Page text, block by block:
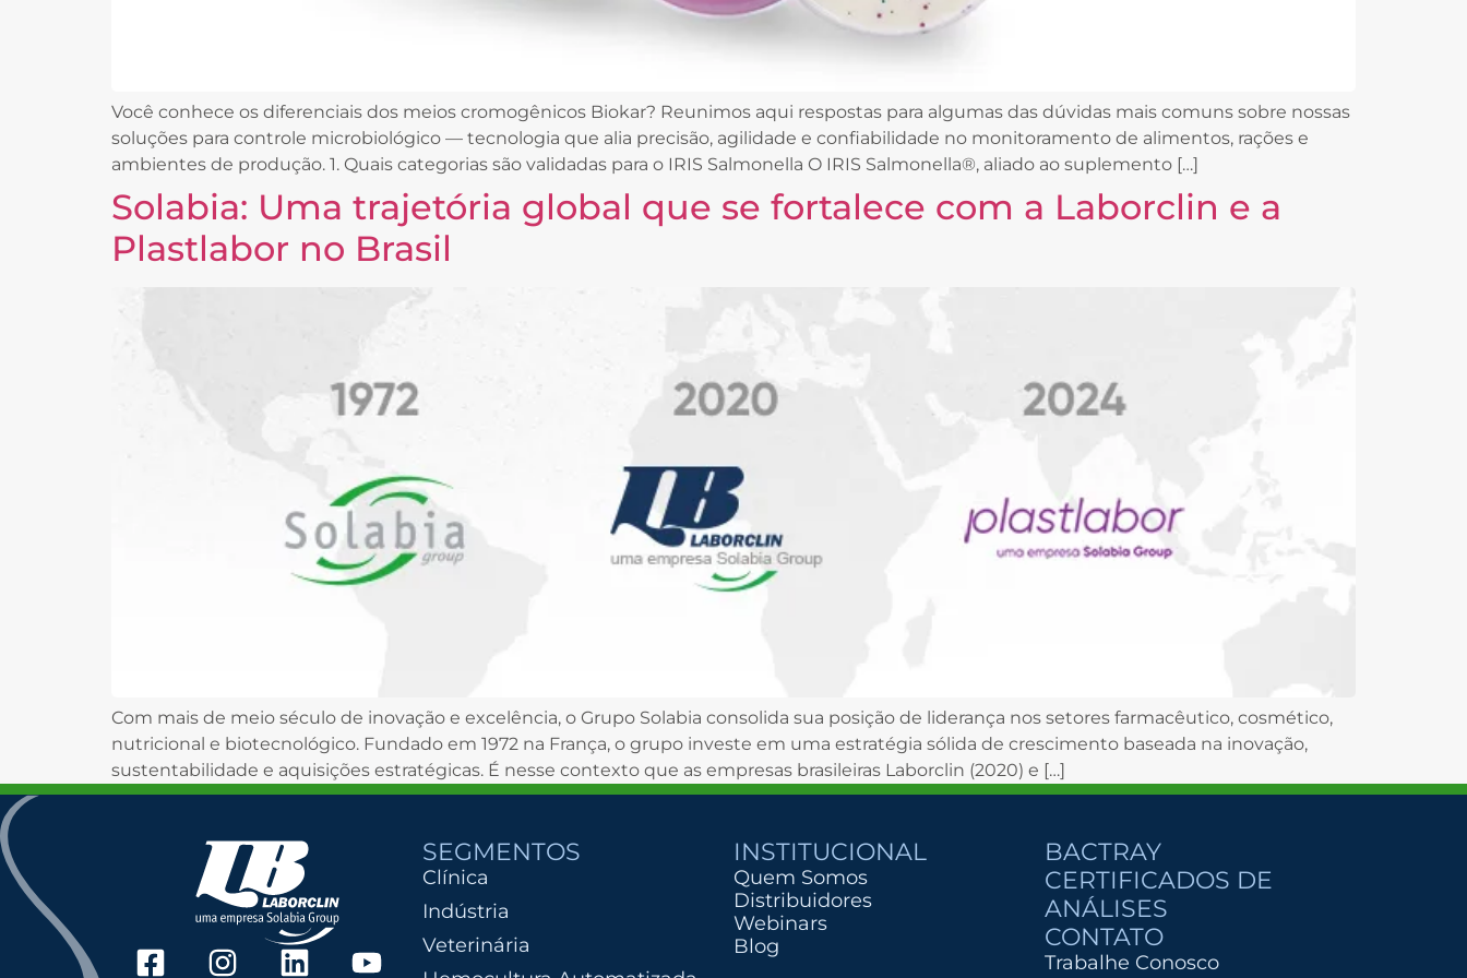
Você conhece os diferenciais dos meios cromogênicos Biokar? Reunimos aqui respostas para algumas das dúvidas mais comuns sobre nossas
soluções para controle microbiológico — tecnologia que alia precisão, agilidade e confiabilidade no monitoramento de alimentos, rações e
ambientes de produção. 1. Quais categorias são validadas para o IRIS Salmonella O IRIS Salmonella®, aliado ao suplemento […]
Solabia: Uma trajetória global que se fortalece com a Laborclin e a
Plastlabor no Brasil
Com mais de meio século de inovação e excelência, o Grupo Solabia consolida sua posição de liderança nos setores farmacêutico, cosmético,
nutricional e biotecnológico. Fundado em 1972 na França, o grupo investe em uma estratégia sólida de crescimento baseada na inovação,
sustentabilidade e aquisições estratégicas. É nesse contexto que as empresas brasileiras Laborclin (2020) e […]
SEGMENTOS
Clínica
Indústria
Veterinária
INSTITUCIONAL
Quem Somos
Distribuidores
Webinars
Blog
BACTRAY
CERTIFICADOS DE
ANÁLISES
CONTATO
Trabalhe Conosco